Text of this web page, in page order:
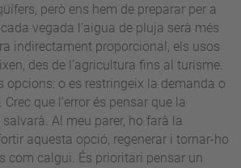
però ens hem de preparar per a
vegada l’aigua de pluja serà més
indirectament proporcional, els usos
des de l’agricultura fins al turisme.
opcions: o es restringeix la demanda o
Crec que l’error és pensar que la
Al meu parer, ho farà la
aquesta opció, regenerar i tornar-ho
com calgui. És prioritari pensar un